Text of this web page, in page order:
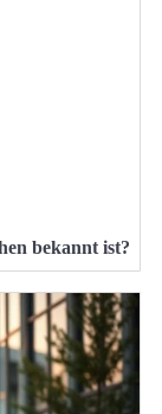
bekannt ist?